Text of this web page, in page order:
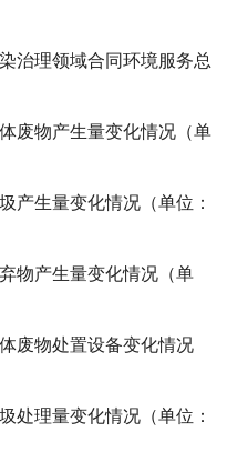
治理领域合同环境服务总
废物产生量变化情况（单
产生量变化情况（单位：
物产生量变化情况（单
废物处置设备变化情况
处理量变化情况（单位：